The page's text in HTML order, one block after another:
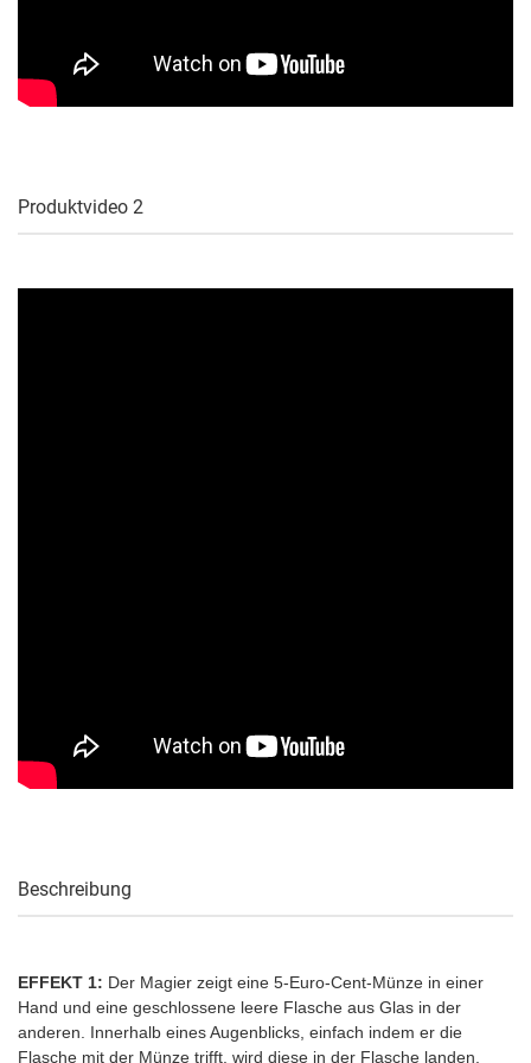
Produktvideo 2
Beschreibung
EFFEKT 1: Der Magier zeigt eine 5-Euro-Cent-Münze in einer
Hand und eine geschlossene leere Flasche aus Glas in der
anderen. Innerhalb eines Augenblicks, einfach indem er die
Flasche mit der Münze trifft, wird diese in der Flasche landen.